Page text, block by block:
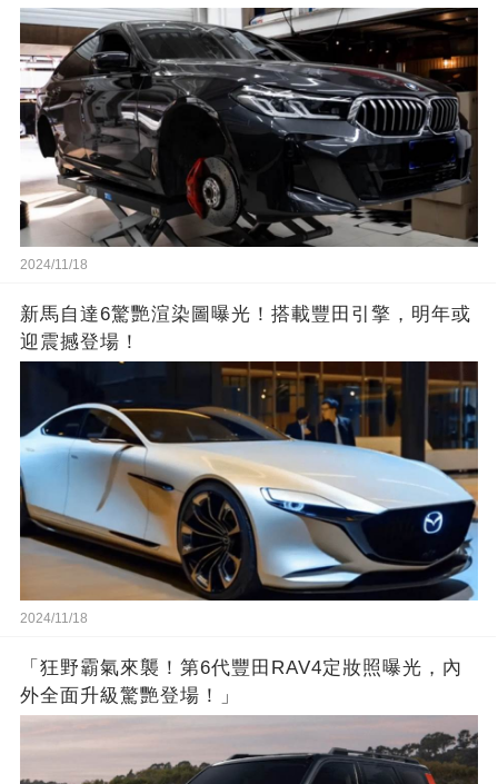
2024/11/18
新馬自達6驚艷渲染圖曝光！搭載豐田引擎，明年或
迎震撼登場！
2024/11/18
「狂野霸氣來襲！第6代豐田RAV4定妝照曝光，內
外全面升級驚艷登場！」